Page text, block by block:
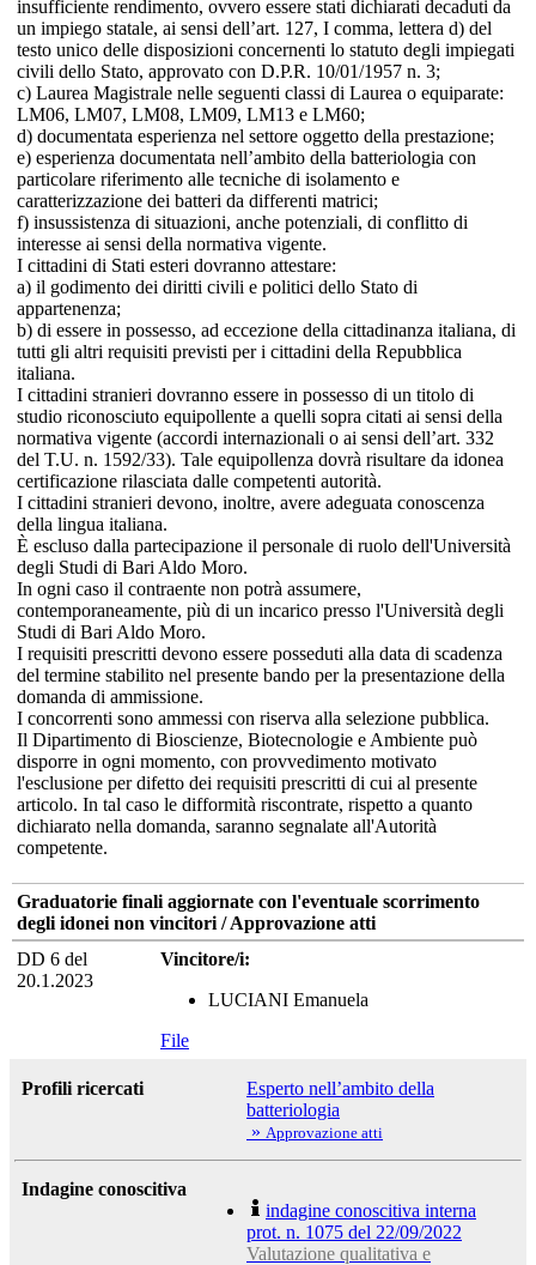
insufficiente rendimento, ovvero essere stati dichiarati decaduti da
un impiego statale, ai sensi dell’art. 127, I comma, lettera d) del
testo unico delle disposizioni concernenti lo statuto degli impiegati
civili dello Stato, approvato con D.P.R. 10/01/1957 n. 3;
c) Laurea Magistrale nelle seguenti classi di Laurea o equiparate:
LM06, LM07, LM08, LM09, LM13 e LM60;
d) documentata esperienza nel settore oggetto della prestazione;
e) esperienza documentata nell’ambito della batteriologia con
particolare riferimento alle tecniche di isolamento e
caratterizzazione dei batteri da differenti matrici;
f) insussistenza di situazioni, anche potenziali, di conflitto di
interesse ai sensi della normativa vigente.
I cittadini di Stati esteri dovranno attestare:
a) il godimento dei diritti civili e politici dello Stato di
appartenenza;
b) di essere in possesso, ad eccezione della cittadinanza italiana, di
tutti gli altri requisiti previsti per i cittadini della Repubblica
italiana.
I cittadini stranieri dovranno essere in possesso di un titolo di
studio riconosciuto equipollente a quelli sopra citati ai sensi della
normativa vigente (accordi internazionali o ai sensi dell’art. 332
del T.U. n. 1592/33). Tale equipollenza dovrà risultare da idonea
certificazione rilasciata dalle competenti autorità.
I cittadini stranieri devono, inoltre, avere adeguata conoscenza
della lingua italiana.
È escluso dalla partecipazione il personale di ruolo dell'Università
degli Studi di Bari Aldo Moro.
In ogni caso il contraente non potrà assumere,
contemporaneamente, più di un incarico presso l'Università degli
Studi di Bari Aldo Moro.
I requisiti prescritti devono essere posseduti alla data di scadenza
del termine stabilito nel presente bando per la presentazione della
domanda di ammissione.
I concorrenti sono ammessi con riserva alla selezione pubblica.
Il Dipartimento di Bioscienze, Biotecnologie e Ambiente può
disporre in ogni momento, con provvedimento motivato
l'esclusione per difetto dei requisiti prescritti di cui al presente
articolo. In tal caso le difformità riscontrate, rispetto a quanto
dichiarato nella domanda, saranno segnalate all'Autorità
competente.
Graduatorie finali aggiornate con l'eventuale scorrimento
degli idonei non vincitori / Approvazione atti
DD 6 del
20.1.2023
Vincitore/i:
LUCIANI Emanuela
File
Profili ricercati
Esperto nell’ambito della
batteriologia
» Approvazione atti
Indagine conoscitiva
indagine conoscitiva interna
prot. n. 1075 del 22/09/2022
Valutazione qualitativa e